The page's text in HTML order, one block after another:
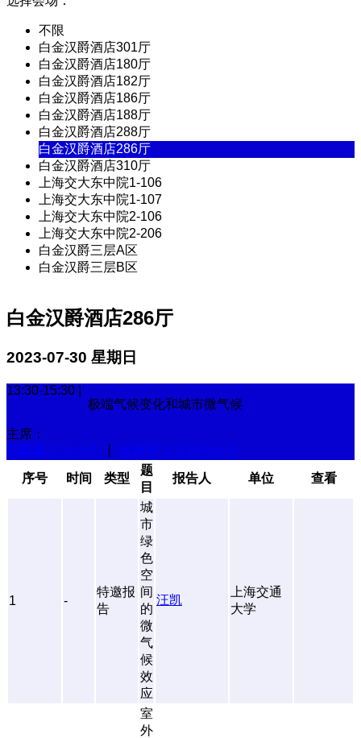
不限
白金汉爵酒店301厅
白金汉爵酒店180厅
白金汉爵酒店182厅
白金汉爵酒店186厅
白金汉爵酒店188厅
白金汉爵酒店288厅
白金汉爵酒店286厅
白金汉爵酒店310厅
上海交大东中院1-106
上海交大东中院1-107
上海交大东中院2-106
上海交大东中院2-206
白金汉爵三层A区
白金汉爵三层B区
白金汉爵酒店286厅
2023-07-30 星期日
13:30-15:30 |
极端气候变化和城市微气候
主席：
刘建麟 东华大学 杜艳平 埃克塞特大学
序号
时间 类型
题
目
报告人 单位 查看
1 -
特邀报
告
城
市
绿
色
空
间
的
微
气
候
效
应
汪凯
上海交通
大学
室
外